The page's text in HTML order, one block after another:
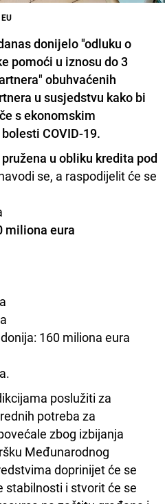
donijelo "odluku o
pomoći u iznosu do 3
obuhvaćenih
u susjedstvu kako bi
s ekonomskim
COVID-19.
u obliku kredita pod
se, a raspodijelit će se
miliona eura
160 miliona eura
poslužiti za
potreba za
zbog izbijanja
Međunarodnog
doprinijet će se
stabilnosti i stvorit će se